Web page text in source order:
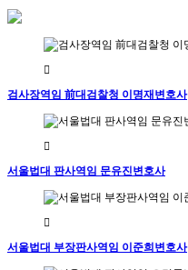
검사장역임 前대검찰청 이명재변호사
서울법대 판사역임 문유진변호사
서울법대 부장판사역임 이준희변호사